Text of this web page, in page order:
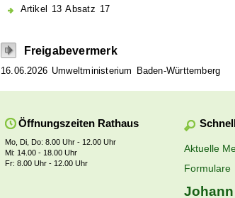
Artikel 13 Absatz 17
Freigabevermerk
16.06.2026 Umweltministerium Baden-Württemberg
Öffnungszeiten Rathaus
Mo, Di, Do: 8.00 Uhr - 12.00 Uhr
Mi: 14.00 - 18.00 Uhr
Fr: 8.00 Uhr - 12.00 Uhr
Aktuelle
Formulare
Johann